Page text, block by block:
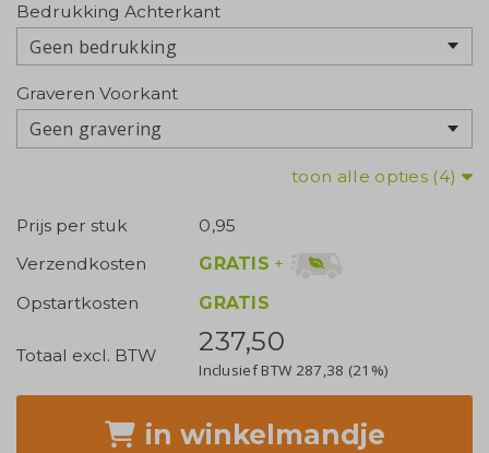
Bedrukking Achterkant
Geen bedrukking
Graveren Voorkant
Geen gravering
toon alle opties (4)
Prijs per stuk
0,95
Verzendkosten
GRATIS +
Opstartkosten
GRATIS
Totaal excl. BTW 237,50
Inclusief BTW 287,38 (21%)
in winkelmandje